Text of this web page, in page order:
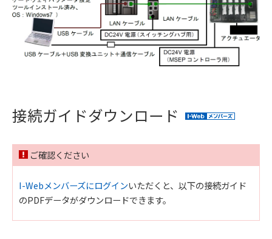
接続ガイドダウンロード
ご確認ください
I-Webメンバーズにログインいただくと、以下の接続ガイド
のPDFデータがダウンロードできます。